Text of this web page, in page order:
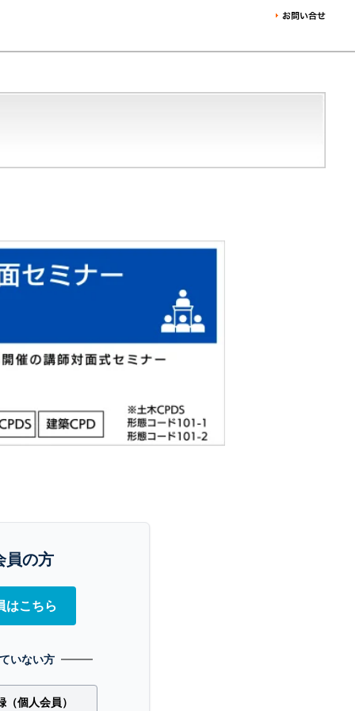
員の方
はこちら
いない方
個人会員）